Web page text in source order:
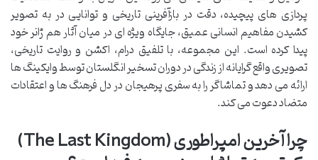
پردازی های پیچیده، دقت در بازآفرینی تاریخی و توانایی در به تصویر
کشیدن مفاهیم انسانی عمیق، جایگاه ویژه ای در میان آثار هم ژانر خود
پیدا کرده است. این مجموعه، با تلفیق درام، اکشن و روایت تاریخی،
تصویری واقع گرایانه از زندگی در دوران تسخیر انگلستان توسط وایکینگ ها
ارائه می دهد و تماشاگر را به سفری پرهیجان در دل فرهنگ ها و اعتقادات
متضاد دعوت می کند.
چرا آخرین امپراطوری (The Last Kingdom)